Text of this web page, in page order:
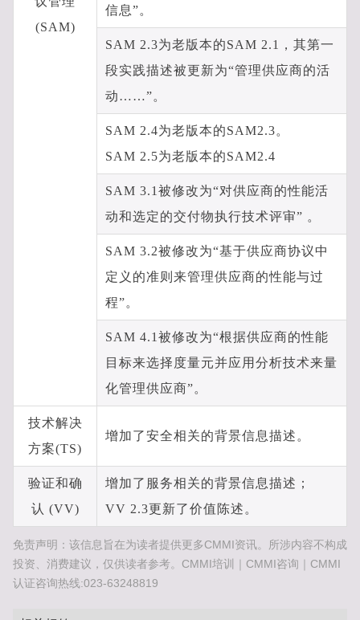
(SAM)
信息”。
SAM 2.3为老版本的SAM 2.1，其第一
段实践描述被更新为“管理供应商的活
动……”。
SAM 2.4为老版本的SAM2.3。
SAM 2.5为老版本的SAM2.4
SAM 3.1被修改为“对供应商的性能活
动和选定的交付物执行技术评审” 。
SAM 3.2被修改为“基于供应商协议中
定义的准则来管理供应商的性能与过
程”。
SAM 4.1被修改为“根据供应商的性能
目标来选择度量元并应用分析技术来量
化管理供应商”。
技术解决
方案(TS)
增加了安全相关的背景信息描述。
验证和确
认 (VV)
增加了服务相关的背景信息描述；
VV 2.3更新了价值陈述。
免责声明：该信息旨在为读者提供更多CMMI资讯。所涉内容不构成
投资、消费建议，仅供读者参考。CMMI培训｜CMMI咨询｜CMMI
认证咨询热线:023-63248819